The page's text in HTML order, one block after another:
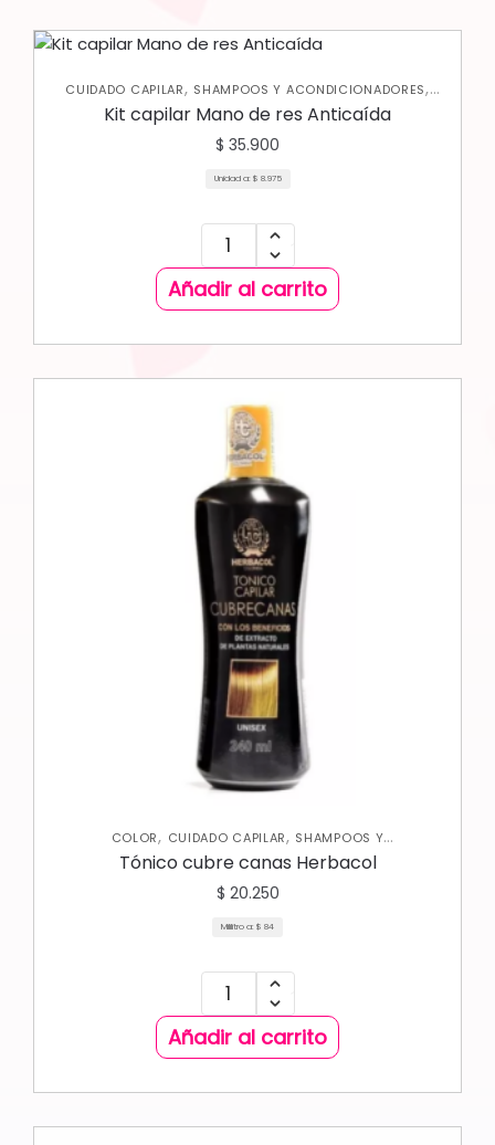
CUIDADO CAPILAR, SHAMPOOS Y ACONDICIONADORES,
TRATAMIENTOS CAPILARES
Kit capilar Mano de res Anticaída
$ 35.900
Unidad a: $ 8.975
Añadir al carrito
COLOR, CUIDADO CAPILAR, SHAMPOOS Y
ACONDICIONADORES
Tónico cubre canas Herbacol
$ 20.250
Mililitro a: $ 84
Añadir al carrito